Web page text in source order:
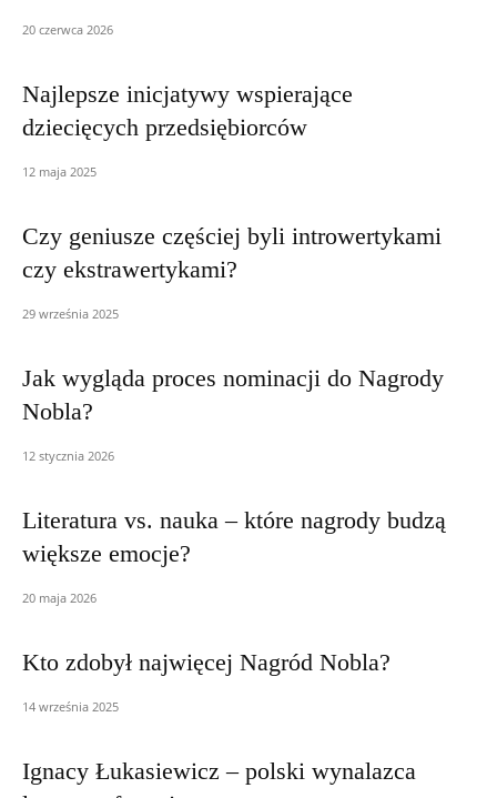
20 czerwca 2026
Najlepsze inicjatywy wspierające
dziecięcych przedsiębiorców
12 maja 2025
Czy geniusze częściej byli introwertykami
czy ekstrawertykami?
29 września 2025
Jak wygląda proces nominacji do Nagrody
Nobla?
12 stycznia 2026
Literatura vs. nauka – które nagrody budzą
większe emocje?
20 maja 2026
Kto zdobył najwięcej Nagród Nobla?
14 września 2025
Ignacy Łukasiewicz – polski wynalazca